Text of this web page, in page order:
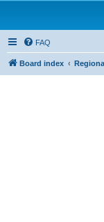
FAQ
Board index